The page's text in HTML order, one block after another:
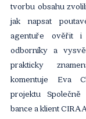
tvorbu obsahu
jak napsat
agentuře ověřit i
odborníky a
prakticky
komentuje Eva
projektu
bance a klient